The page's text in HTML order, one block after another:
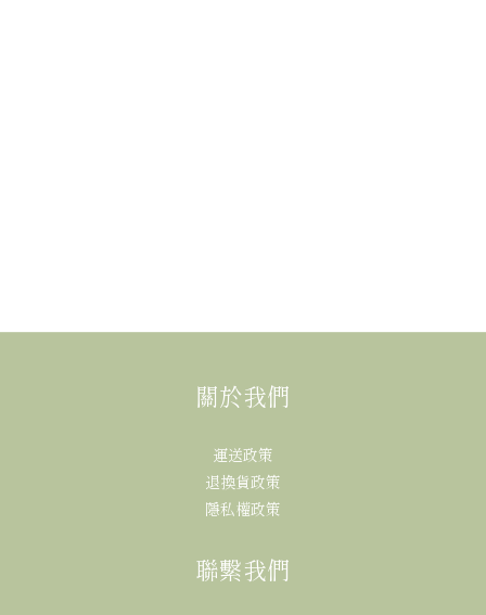
關於我們
運送政策
退換貨政策
隱私權政策
聯繫我們